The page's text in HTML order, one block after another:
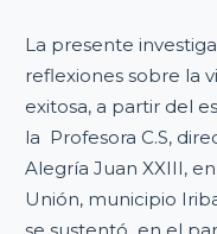
La presente
reflexiones sobre la
exitosa, a partir del
la Profesora C.S,
Alegría Juan XXIII,
Unión, municipio